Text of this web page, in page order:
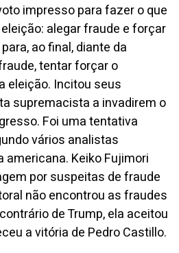
impresso para fazer o que
alegar fraude e forçar
ao final, diante da
tentar forçar o
eleição. Incitou seus
supremacista a invadirem o
Foi uma tentativa
vários analistas
Keiko Fujimori
por suspeitas de fraude
não encontrou as fraudes
de Trump, ela aceitou
a vitória de Pedro Castillo.